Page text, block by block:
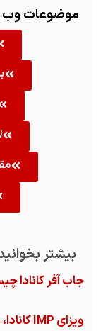
موضوعات
بیشتر
جاب آفر کانادا
ویزای IMP کانادا، هزینه ها و شرایط کامل اقدام 2024